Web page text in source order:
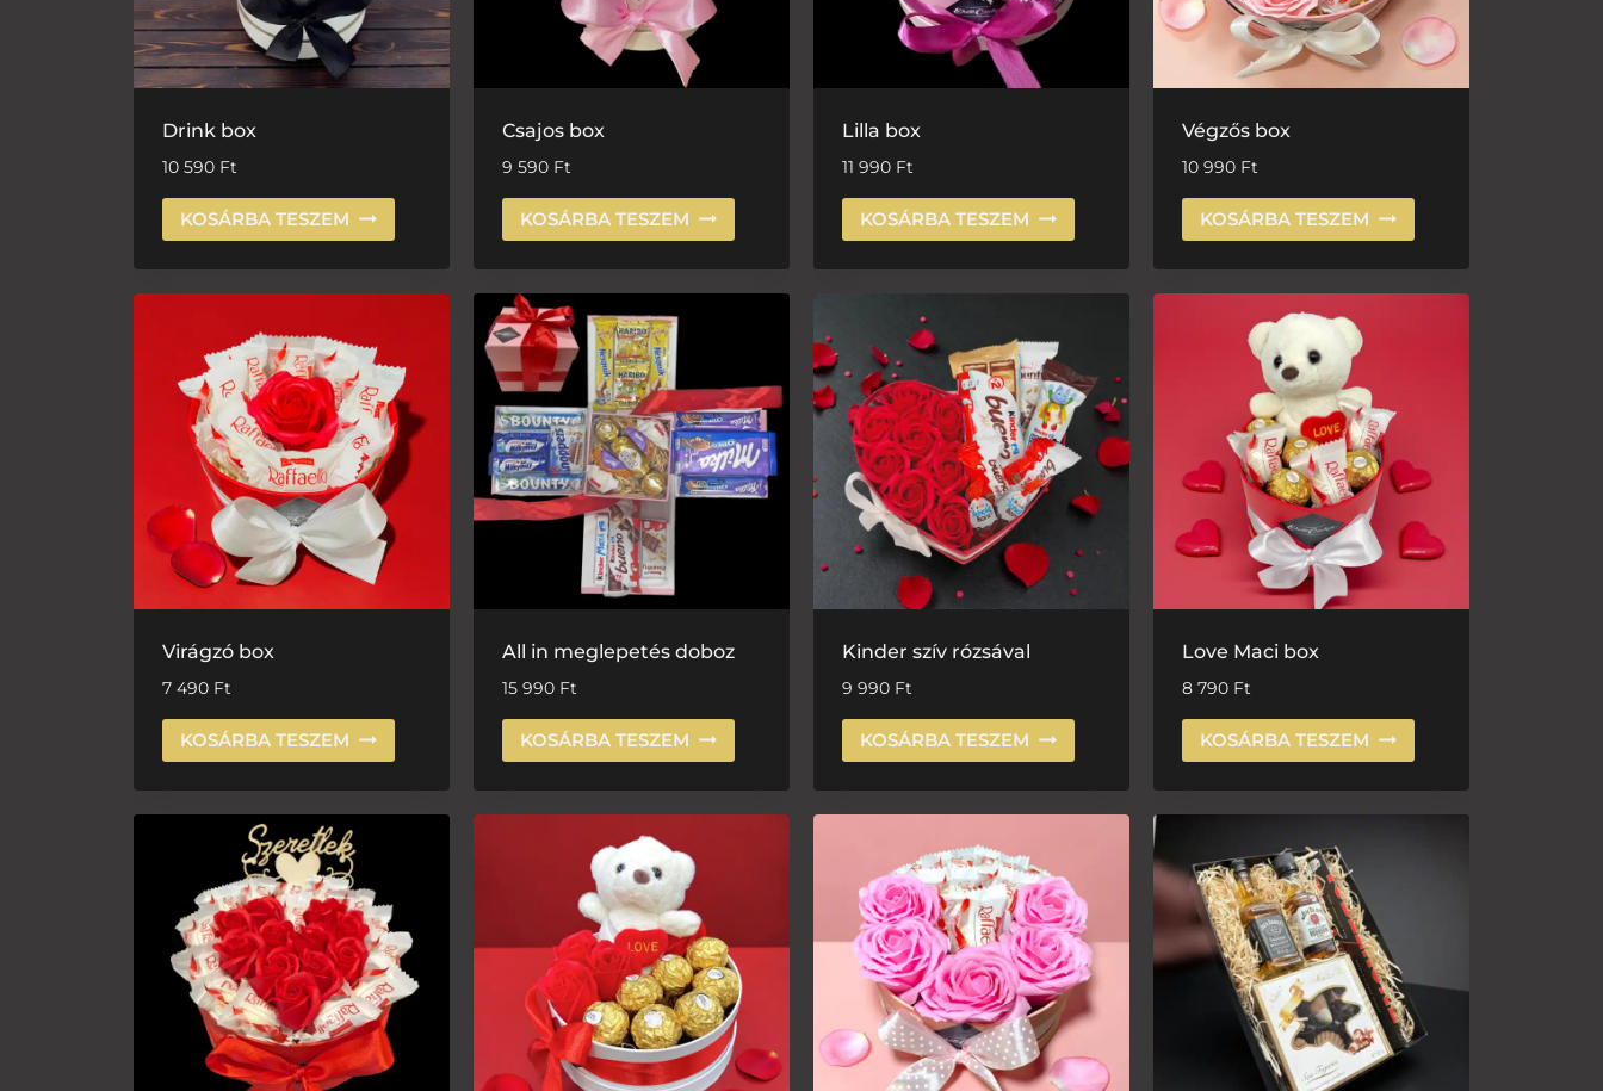
Drink box
10 590 Ft
KOSÁRBA TESZEM
Csajos box
9 590 Ft
KOSÁRBA TESZEM
Lilla box
11 990 Ft
KOSÁRBA TESZEM
Végzős box
10 990 Ft
KOSÁRBA TESZEM
Virágzó box
7 490 Ft
KOSÁRBA TESZEM
All in meglepetés doboz
15 990 Ft
KOSÁRBA TESZEM
Kinder szív rózsával
9 990 Ft
KOSÁRBA TESZEM
Love Maci box
8 790 Ft
KOSÁRBA TESZEM